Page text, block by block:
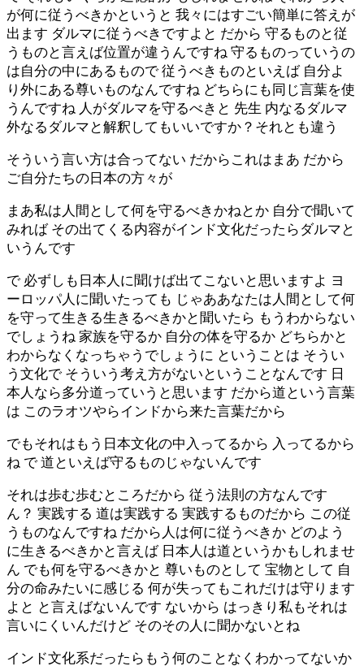
が何に従うべきかというと 我々にはすごい簡単に答えが
出ます ダルマに従うべきですよと だから 守るものと従
うものと言えば位置が違うんですね 守るものっていうの
は自分の中にあるもので 従うべきものといえば 自分よ
り外にある尊いものなんですね どちらにも同じ言葉を使
うんですね 人がダルマを守るべきと 先生 内なるダルマ
外なるダルマと解釈してもいいですか？それとも違う
そういう言い方は合ってない だからこれはまあ だから
ご自分たちの日本の方々が
まあ私は人間として何を守るべきかねとか 自分で聞いて
みれば その出てくる内容がインド文化だったらダルマと
いうんです
で 必ずしも日本人に聞けば出てこないと思いますよ ヨ
ーロッパ人に聞いたっても じゃああなたは人間として何
を守って生きる生きるべきかと聞いたら もうわからない
でしょうね 家族を守るか 自分の体を守るか どちらかと
わからなくなっちゃうでしょうに ということは そうい
う文化で そういう考え方がないということなんです 日
本人なら多分道っていうと思います だから道という言葉
は このラオツやらインドから来た言葉だから
でもそれはもう日本文化の中入ってるから 入ってるから
ね で 道といえば守るものじゃないんです
それは歩む歩むところだから 従う法則の方なんです
ん？ 実践する 道は実践する 実践するものだから この従
うものなんですね だから人は何に従うべきか どのよう
に生きるべきかと言えば 日本人は道というかもしれませ
ん でも何を守るべきかと 尊いものとして 宝物として 自
分の命みたいに感じる 何が失ってもこれだけは守ります
よと と言えばないんです ないから はっきり私もそれは
言いにくいんだけど そのその人に聞かないとね
インド文化系だったらもう何のことなくわかってないか